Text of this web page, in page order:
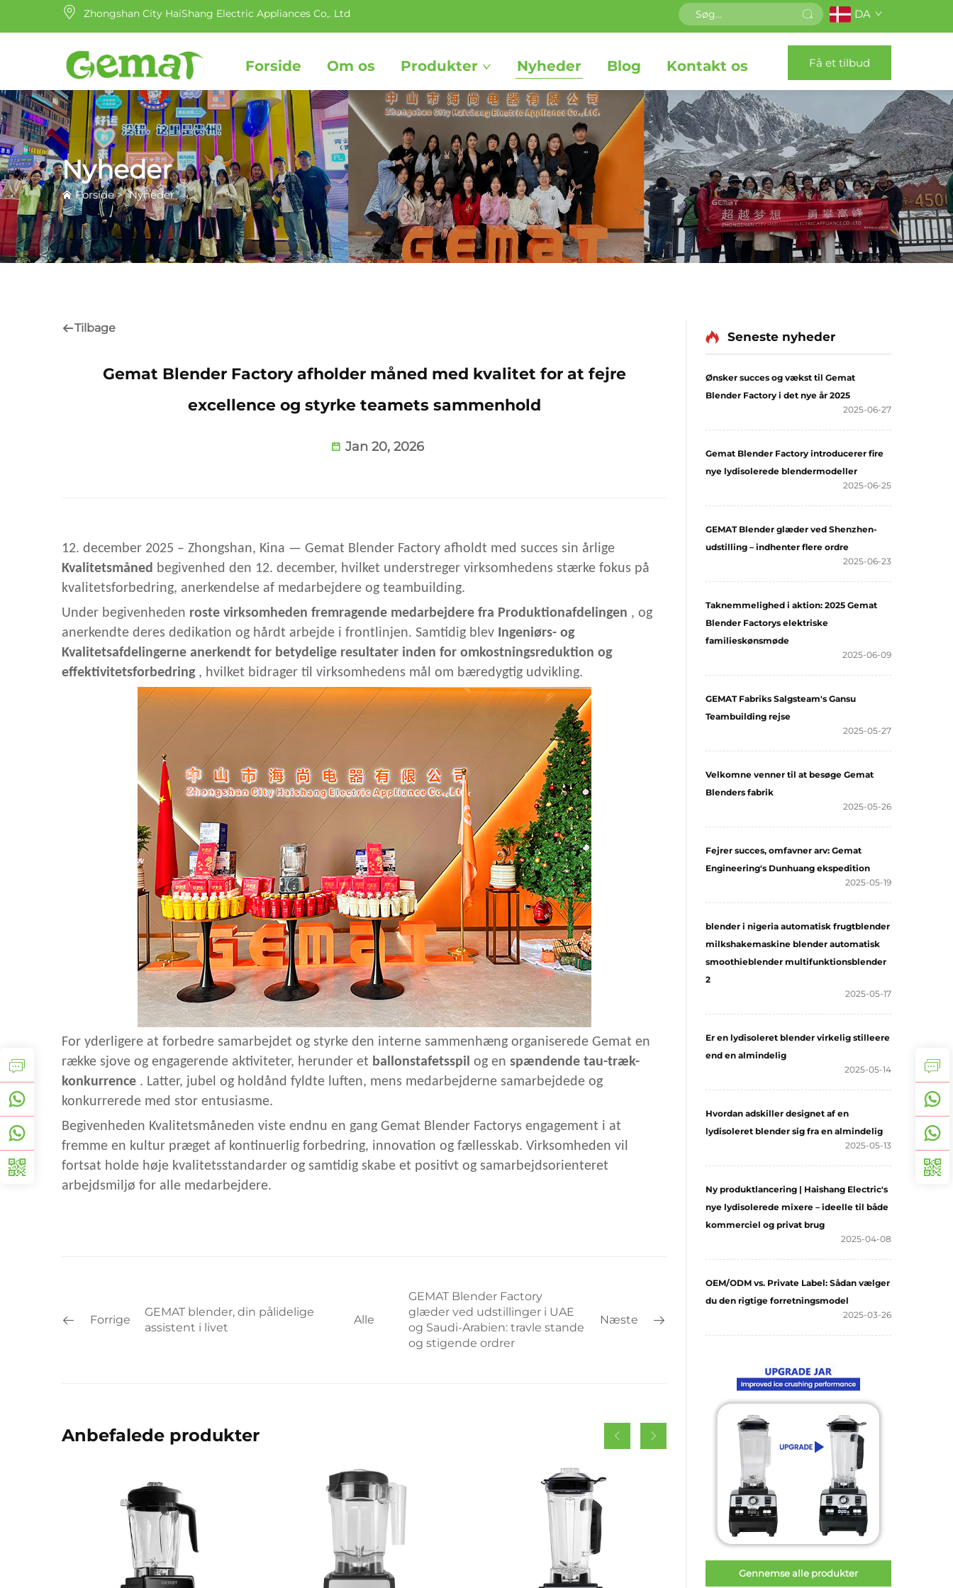
Zhongshan City HaiShang Electric Appliances Co,. Ltd DA
Forside Om os Produkter Nyheder Blog Kontakt os Få et tilbud
Nyheder
Forside>Nyheder
Tilbage
Gemat Blender Factory afholder måned med kvalitet for at fejre
excellence og styrke teamets sammenhold
Jan 20, 2026
12. december 2025 – Zhongshan, Kina — Gemat Blender Factory afholdt med succes sin årlige
Kvalitetsmåned begivenhed den 12. december, hvilket understreger virksomhedens stærke fokus på
kvalitetsforbedring, anerkendelse af medarbejdere og teambuilding.
Under begivenheden roste virksomheden fremragende medarbejdere fra Produktionafdelingen , og
anerkendte deres dedikation og hårdt arbejde i frontlinjen. Samtidig blev Ingeniørs- og
Kvalitetsafdelingerne anerkendt for betydelige resultater inden for omkostningsreduktion og
effektivitetsforbedring , hvilket bidrager til virksomhedens mål om bæredygtig udvikling.
For yderligere at forbedre samarbejdet og styrke den interne sammenhæng organiserede Gemat en
række sjove og engagerende aktiviteter, herunder et ballonstafetsspil og en spændende tau-træk-
konkurrence . Latter, jubel og holdånd fyldte luften, mens medarbejderne samarbejdede og
konkurrerede med stor entusiasme.
Begivenheden Kvalitetsmåneden viste endnu en gang Gemat Blender Factorys engagement i at
fremme en kultur præget af kontinuerlig forbedring, innovation og fællesskab. Virksomheden vil
fortsat holde høje kvalitetsstandarder og samtidig skabe et positivt og samarbejdsorienteret
arbejdsmiljø for alle medarbejdere.
Forrige
GEMAT blender, din pålidelige
assistent i livet
Alle
GEMAT Blender Factory
glæder ved udstillinger i UAE
og Saudi-Arabien: travle stande
og stigende ordrer
Næste
Anbefalede produkter
Seneste nyheder
Ønsker succes og vækst til Gemat
Blender Factory i det nye år 2025
2025-06-27
Gemat Blender Factory introducerer fire
nye lydisolerede blendermodeller
2025-06-25
GEMAT Blender glæder ved Shenzhen-
udstilling – indhenter flere ordre
2025-06-23
Taknemmelighed i aktion: 2025 Gemat
Blender Factorys elektriske
familieskønsmøde
2025-06-09
GEMAT Fabriks Salgsteam's Gansu
Teambuilding rejse
2025-05-27
Velkomne venner til at besøge Gemat
Blenders fabrik
2025-05-26
Fejrer succes, omfavner arv: Gemat
Engineering's Dunhuang ekspedition
2025-05-19
blender i nigeria automatisk frugtblender
milkshakemaskine blender automatisk
smoothieblender multifunktionsblender
2
2025-05-17
Er en lydisoleret blender virkelig stilleere
end en almindelig
2025-05-14
Hvordan adskiller designet af en
lydisoleret blender sig fra en almindelig
2025-05-13
Ny produktlancering | Haishang Electric's
nye lydisolerede mixere – ideelle til både
kommerciel og privat brug
2025-04-08
OEM/ODM vs. Private Label: Sådan vælger
du den rigtige forretningsmodel
2025-03-26
Gennemse alle produkter